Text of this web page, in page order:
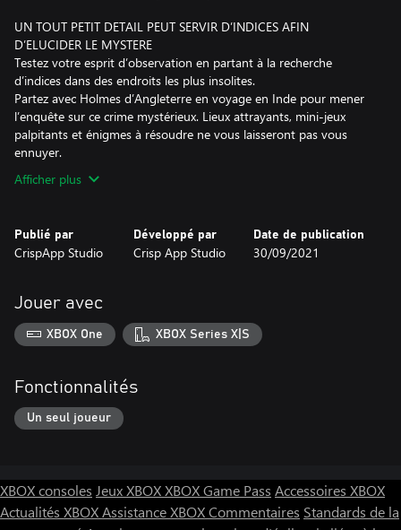
UN TOUT PETIT DETAIL PEUT SERVIR D’INDICES AFIN
D’ELUCIDER LE MYSTERE
Testez votre esprit d’observation en partant à la recherche
d’indices dans des endroits les plus insolites.
Partez avec Holmes d’Angleterre en voyage en Inde pour mener
l’enquête sur ce crime mystérieux. Lieux attrayants, mini-jeux
palpitants et énigmes à résoudre ne vous laisseront pas vous
ennuyer.
Afficher plus
Publié par
CrispApp Studio
Développé par
Crisp App Studio
Date de publication
30/09/2021
Jouer avec
XBOX One XBOX Series X|S
Fonctionnalités
Un seul joueur
XBOX consoles Jeux XBOXXBOX Game Pass Accessoires XBOX
Actualités XBOXAssistance XBOXCommentaires Standards de la